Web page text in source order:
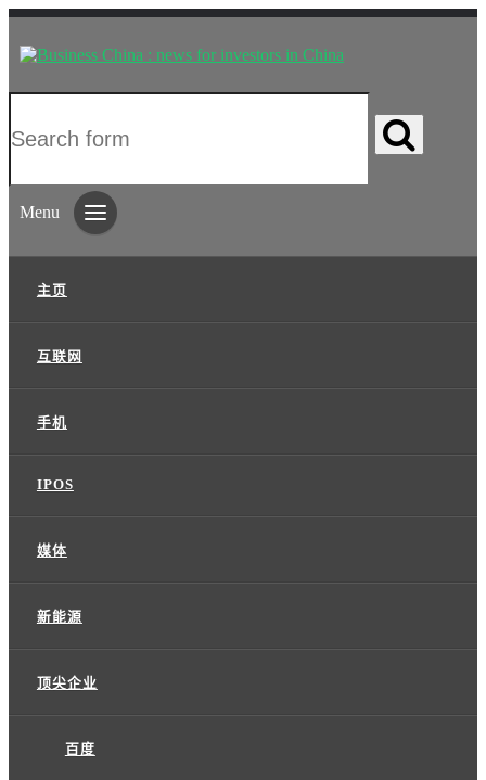
Menu
主页
互联网
手机
IPOS
媒体
新能源
顶尖企业
百度